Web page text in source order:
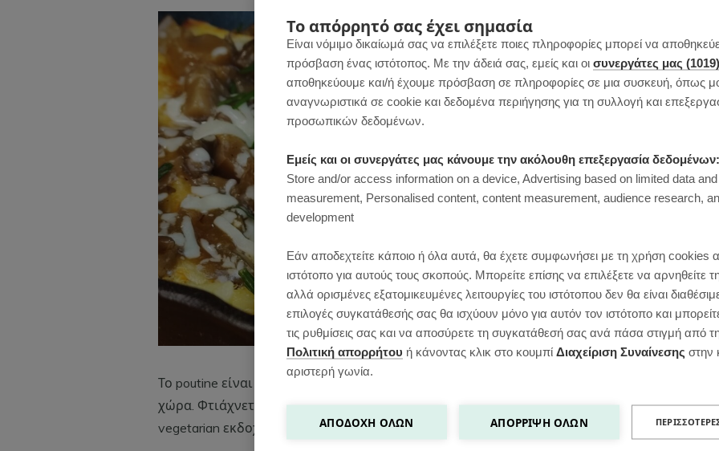
Το poutine είναι το εθνικό φαγητό του Καναδά και είναι δημοφιλές σε όλη τη
χώρα. Φτιάχνεται με πατάτες τηγανιτές, τυρί και ζωμό μανιταριών (στην
vegetarian εκδοχή του).
Το απόρρητό σας έχει σημασία
Είναι νόμιμο δικαίωμά σας να επιλέξετε ποιες πληροφορίες μπορεί να
πρόσβαση ένας ιστότοπος. Με την άδειά σας, εμείς και οι συνεργάτες μας (1019)
αποθηκεύουμε και/ή έχουμε πρόσβαση σε πληροφορίες σε μια συσκευή, όπως
αναγνωριστικά σε cookie και δεδομένα περιήγησης για τη συλλογή και
προσωπικών δεδομένων.
Εμείς και οι συνεργάτες μας κάνουμε την ακόλουθη επεξεργασία δεδομένων:
Store and/or access information on a device, Advertising based on limited data
measurement, Personalised content, content measurement, audience research,
development
Εάν αποδεχτείτε κάποιο ή όλα αυτά, θα έχετε συμφωνήσει με τη χρήση cookies
ιστότοπο για αυτούς τους σκοπούς. Μπορείτε επίσης να επιλέξετε να αρνηθείτε
αλλά ορισμένες εξατομικευμένες λειτουργίες του ιστότοπου δεν θα είναι
επιλογές συγκατάθεσής σας θα ισχύουν μόνο για αυτόν τον ιστότοπο και
τις ρυθμίσεις σας και να αποσύρετε τη συγκατάθεσή σας ανά πάσα στιγμή από
Πολιτική απορρήτου ή κάνοντας κλικ στο κουμπί Διαχείριση Συναίνεσης στην
αριστερή γωνία.
ΑΠΟΔΟΧΉ ΌΛΩΝ ΑΠΌΡΡΙΨΗ ΌΛΩΝ